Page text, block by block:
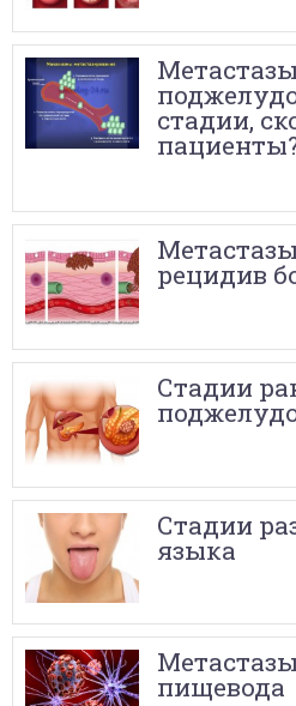
стадии,
рецидив
Стадии
Стадии
языка
пищевода